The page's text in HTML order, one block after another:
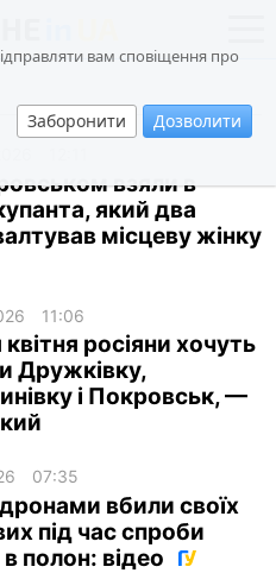
вам сповіщення про
Заборонити Дозволити
суспільство
події
спорт
лонгріди
харків
архів
gambling
взяли в
який два
місцеву жінку
11:06
росіяни хочуть
Дружківку,
і Покровськ, —
07:35
вбили своїх
під час спроби
полон: відео